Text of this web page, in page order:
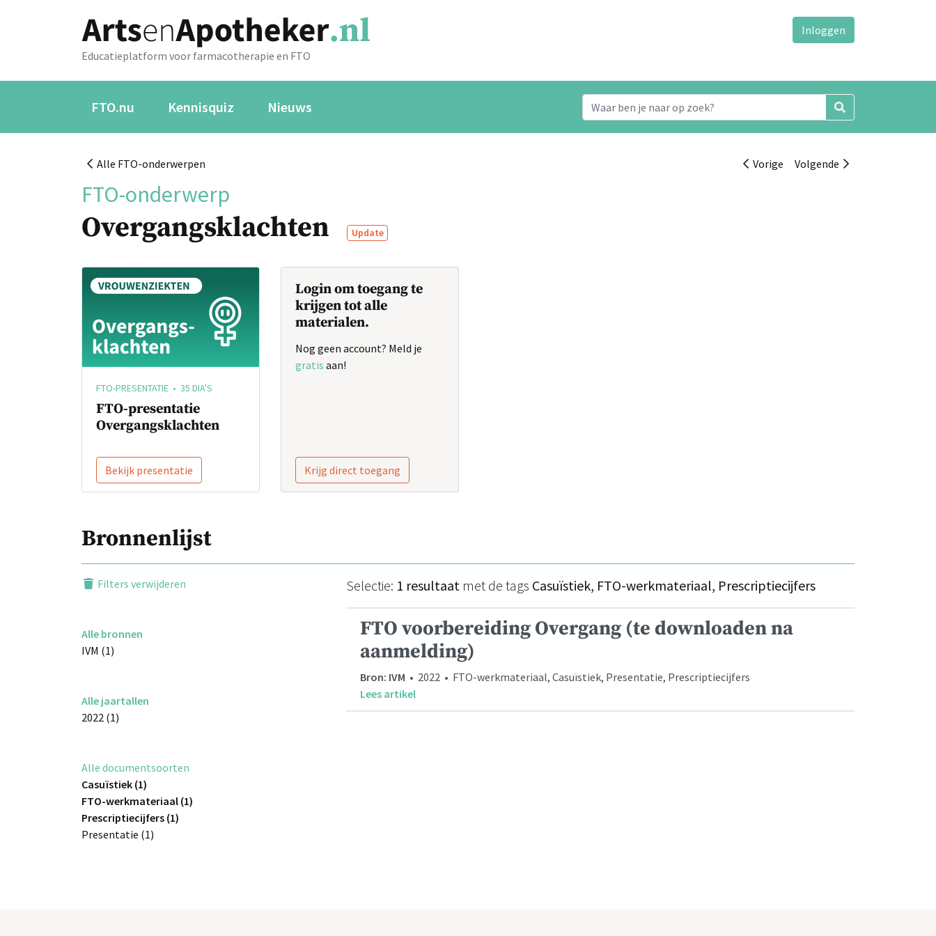
Educatieplatform voor farmacotherapie en FTO
Inloggen
FTO.nu Kennisquiz Nieuws
Alle FTO-onderwerpen Vorige Volgende
FTO-onderwerp
Overgangsklachten Update
FTO-PRESENTATIE • 35 DIA'S
FTO-presentatie
Overgangsklachten
Bekijk presentatie
Login om toegang te
krijgen tot alle
materialen.
Nog geen account? Meld je
gratis aan!
Krijg direct toegang
Bronnenlijst
Filters verwijderen
Alle bronnen
IVM (1)
Alle jaartallen
2022 (1)
Alle documentsoorten
Casuïstiek (1)
FTO-werkmateriaal (1)
Prescriptiecijfers (1)
Presentatie (1)
Selectie: 1 resultaat met de tags Casuïstiek, FTO-werkmateriaal, Prescriptiecijfers
FTO voorbereiding Overgang (te downloaden na
aanmelding)
Bron: IVM • 2022 • FTO-werkmateriaal, Casuïstiek, Presentatie, Prescriptiecijfers
Lees artikel